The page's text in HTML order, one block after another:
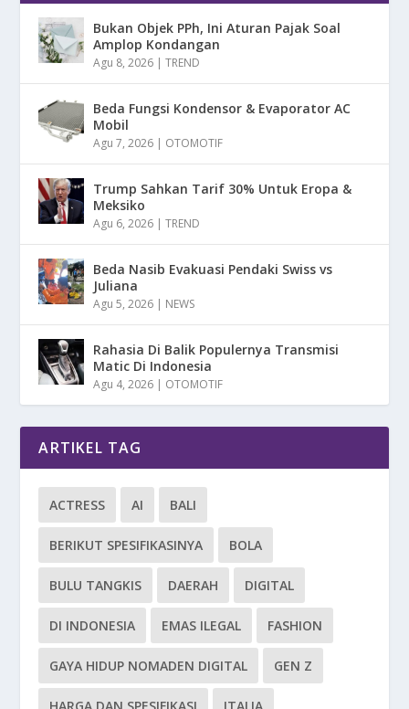
Bukan Objek PPh, Ini Aturan Pajak Soal
Amplop Kondangan
Agu 8, 2026 |TREND
Beda Fungsi Kondensor & Evaporator AC
Mobil
Agu 7, 2026 | OTOMOTIF
Trump Sahkan Tarif 30% Untuk Eropa &
Meksiko
Agu 6, 2026 |TREND
Beda Nasib Evakuasi Pendaki Swiss vs
Juliana
Agu 5, 2026 | NEWS
Rahasia Di Balik Populernya Transmisi
Matic Di Indonesia
Agu 4, 2026 | OTOMOTIF
ARTIKEL TAG
ACTRESS AI BALI
BERIKUT SPESIFIKASINYA BOLA
BULU TANGKIS DAERAH DIGITAL
DI INDONESIA EMAS ILEGAL FASHION
GAYA HIDUP NOMADEN DIGITAL GEN Z
HARGA DAN SPESIFIKASI ITALIA